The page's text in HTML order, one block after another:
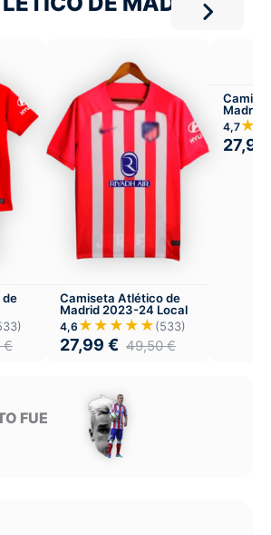
de
€
Camiseta Atlético de
Madrid 2023-24 Local
4,6 ★★★★★(533)
27,99 € 49,50€
Madrid
4,7
27,99
FUE